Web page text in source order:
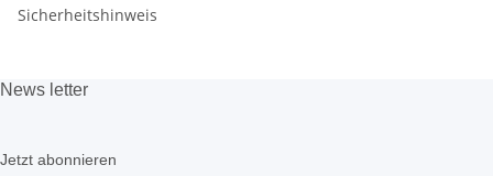
Sicherheitshinweis
News letter
Jetzt abonnieren